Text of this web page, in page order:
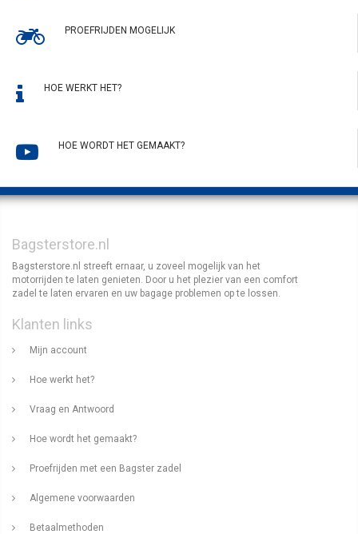
PROEFRIJDEN MOGELIJK
HOE WERKT HET?
HOE WORDT HET GEMAAKT?
Bagsterstore.nl
Bagsterstore.nl streeft ernaar, u zoveel mogelijk van het
motorrijden te laten genieten. Door u het plezier van een comfort
zadel te laten ervaren en uw bagage problemen op te lossen.
Klanten links
Mijn account
Hoe werkt het?
Vraag en Antwoord
Hoe wordt het gemaakt?
Proefrijden met een Bagster zadel
Algemene voorwaarden
Betaalmethoden